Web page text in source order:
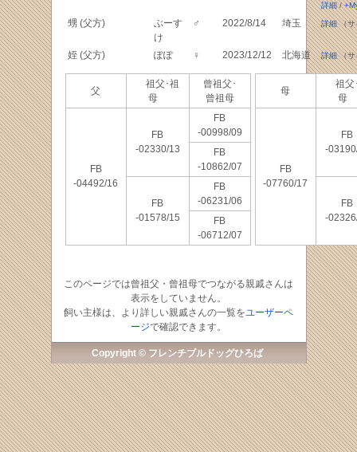
詳細/
甥 (父方)
ぶーす
け
♂ 2022/8/14 埼玉 詳細（サ
姪 (父方) ぽぽ ♀ 2023/12/12 北海道 詳細（サ
父
祖父･祖
母
曾祖父･
曾祖母
FB
-04492/16
FB
-02330/13
FB
-00998/09
FB
-10862/07
FB
-01578/15
FB
-06231/06
FB
-06712/07
母
祖父
母
FB
-07760/17
FB
-
FB
-
このページでは曾祖父・曾祖母でつながる親戚さんは
表示をしていません。
飼い主様は、より詳しい親戚さんの一覧をユーザーペ
ージで確認できます。
Copyright © フレンチブルドッグひろば